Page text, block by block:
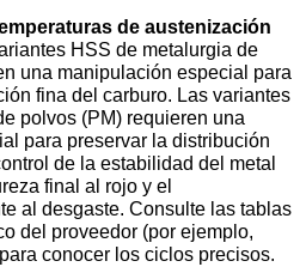
de austenización
HSS de metalurgia de
una manipulación especial para
fina del carburo. Las variantes
polvos (PM) requieren una
para preservar la distribución
de la estabilidad del metal
final al rojo y el
al desgaste. Consulte las tablas
del proveedor (por ejemplo,
conocer los ciclos precisos.